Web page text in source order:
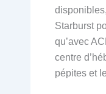
Starburst
qu’avec
centre
pépites et